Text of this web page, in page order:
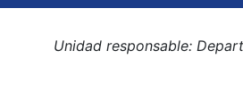
Unidad responsable: